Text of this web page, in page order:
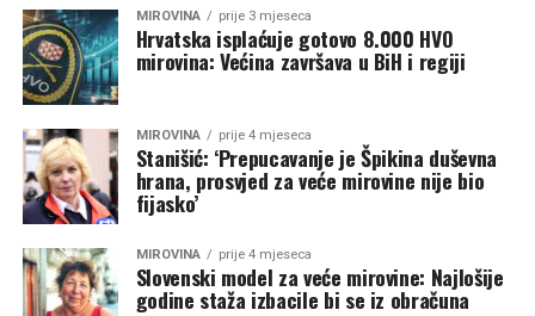
MIROVINA prije 3 mjeseca
Hrvatska isplaćuje gotovo 8.000 HVO
mirovina: Većina završava u BiH i regiji
MIROVINA prije 4 mjeseca
Stanišić: ‘Prepucavanje je Špikina duševna
hrana, prosvjed za veće mirovine nije bio
fijasko’
MIROVINA prije 4 mjeseca
Slovenski model za veće mirovine: Najlošije
godine staža izbacile bi se iz obračuna